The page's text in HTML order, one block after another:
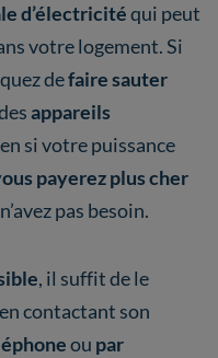
d’électricitéqui peut
votre logement. Si
defaire sauter
appareils
si votre puissance
payerez plus cher
pas besoin.
, il suffit de le
en contactant son
ou par